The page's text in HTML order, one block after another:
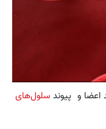
اعضا و پیوند سلول‌های